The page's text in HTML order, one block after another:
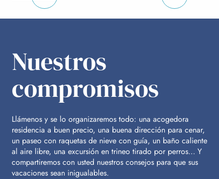
por persona
Nuestros
compromisos
Llámenos y se lo organizaremos todo: una acogedora
residencia a buen precio, una buena dirección para cenar,
un paseo con raquetas de nieve con guía, un baño caliente
al aire libre, una excursión en trineo tirado por perros… Y
compartiremos con usted nuestros consejos para que sus
vacaciones sean inigualables.